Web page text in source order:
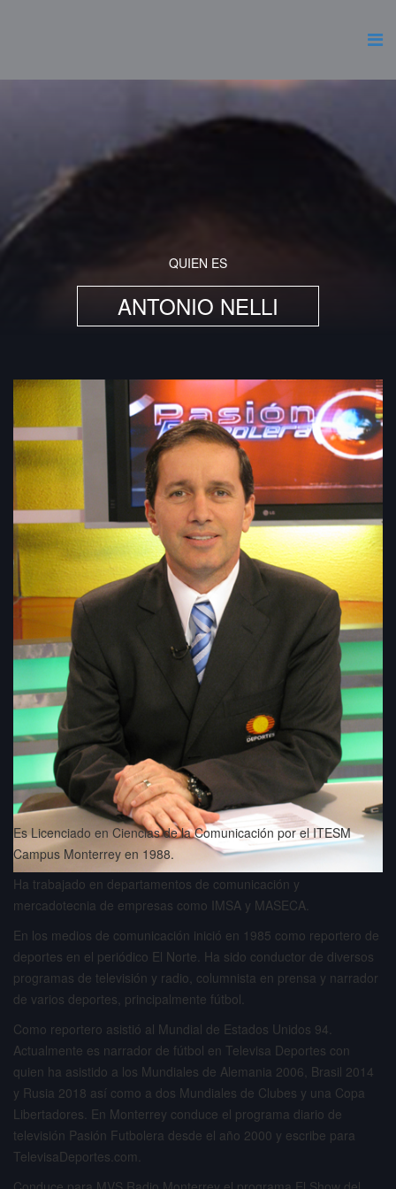
QUIEN ES
ANTONIO NELLI
Es Licenciado en Ciencias de la Comunicación por el ITESM
Campus Monterrey en 1988.
Ha trabajado en departamentos de comunicación y
mercadotecnia de empresas como IMSA y MASECA.
En los medios de comunicación inició en 1985 como reportero de
deportes en el periódico El Norte. Ha sido conductor de diversos
programas de televisión y radio, columnista en prensa y narrador
de varios deportes, principalmente fútbol.
Como reportero asistió al Mundial de Estados Unidos 94.
Actualmente es narrador de fútbol en Televisa Deportes con
quien ha asistido a los Mundiales de Alemania 2006, Brasil 2014
y Rusia 2018 así como a dos Mundiales de Clubes y una Copa
Libertadores. En Monterrey conduce el programa diario de
televisión Pasión Futbolera desde el año 2000 y escribe para
TelevisaDeportes.com.